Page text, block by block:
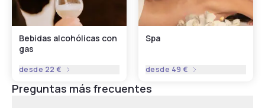
Bebidas alcohólicas con
gas
desde 22 €
Spa
desde 49 €
Preguntas más frecuentes